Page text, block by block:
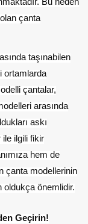
çanta
taşınabilen
ortamlarda
çantalar,
arasında
askı
ile ilgili fikir
hem de
çanta modellerinin
oldukça önemlidir.
Geçirin!